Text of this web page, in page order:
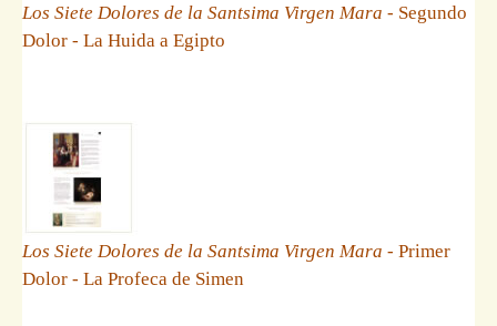
Los Siete Dolores de la Santsima Virgen Mara - Segundo
Dolor - La Huida a Egipto
Los Siete Dolores de la Santsima Virgen Mara - Primer
Dolor - La Profeca de Simen